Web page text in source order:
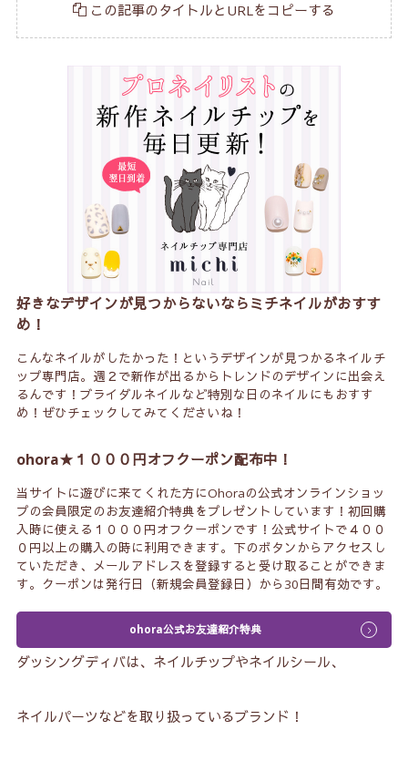
この記事のタイトルとURLをコピーする
好きなデザインが見つからないならミチネイルがおすす
め！
こんなネイルがしたかった！というデザインが見つかるネイルチ
ップ専門店。週２で新作が出るからトレンドのデザインに出会え
るんです！ブライダルネイルなど特別な日のネイルにもおすす
め！ぜひチェックしてみてくださいね！
ohora★１０００円オフクーポン配布中！
当サイトに遊びに来てくれた方にOhoraの公式オンラインショッ
プの会員限定のお友達紹介特典をプレゼントしています！初回購
入時に使える１０００円オフクーポンです！公式サイトで４００
０円以上の購入の時に利用できます。下のボタンからアクセスし
ていただき、メールアドレスを登録すると受け取ることができま
す。クーポンは発行日（新規会員登録日）から30日間有効です。
ohora公式お友達紹介特典
ダッシングディバは、ネイルチップやネイルシール、
ネイルパーツなどを取り扱っているブランド！